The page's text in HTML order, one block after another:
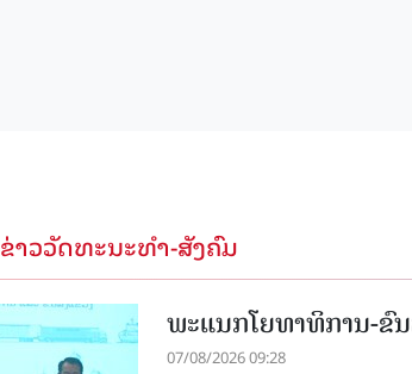
ຂ່າວວັດທະນະທຳ-ສັງຄົມ
ພະແນກໂຍທາທິການ-ຂົ
07/08/2026 09:28